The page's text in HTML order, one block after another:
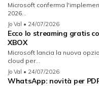
Microsoft conferma
2026...
Jo Val • 24/07/2026
Ecco lo streaming gratis
XBOX
Microsoft lancia la nuova
cloud per...
Jo Val • 24/07/2026
WhatsApp: novità per